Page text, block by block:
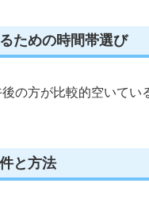
ための時間帯選び
の方が比較的空いてい
と方法